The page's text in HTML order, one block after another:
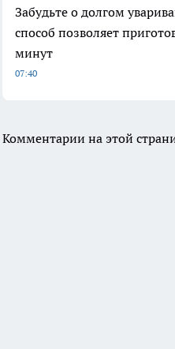
Забудьте о долгом
способ позволяет
минут
07:40
Комментарии на этой